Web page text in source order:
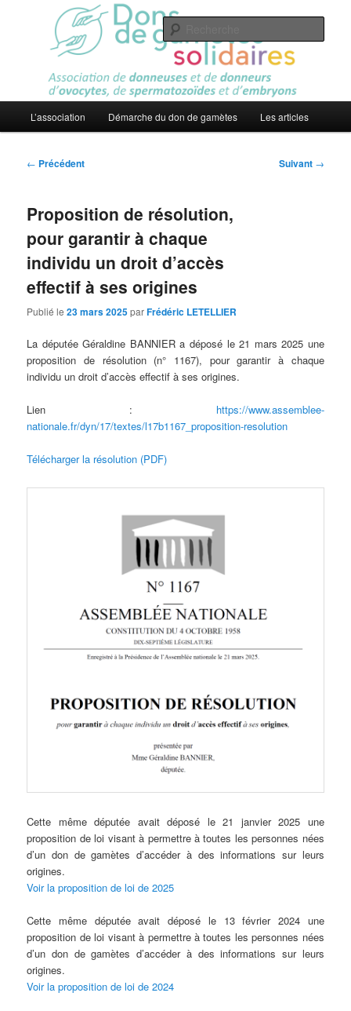
Dons de gamètes solidaires
Association
principal
L’association Démarche du don de gamètes Les articles
Navigation
← Précédent Suivant →
Proposition de résolution,
pour garantir à chaque
individu un droit d’accès
effectif à ses origines
Publié le23 mars 2025parFrédéric LETELLIER
La députée Géraldine BANNIER a déposé le 21 mars 2025 une
proposition de résolution (n° 1167), pour garantir à chaque
individu un droit d’accès effectif à ses origines.
Lien : https://www.assemblee-
nationale.fr/dyn/17/textes/l17b1167_proposition-resolution
Télécharger la résolution (PDF)
Cette même députée avait déposé le 21 janvier 2025 une
proposition de loi visant à permettre à toutes les personnes nées
d’un don de gamètes d’accéder à des informations sur leurs
origines.
Voir la proposition de loi de 2025
Cette même députée avait déposé le 13 février 2024 une
proposition de loi visant à permettre à toutes les personnes nées
d’un don de gamètes d’accéder à des informations sur leurs
origines.
Voir la proposition de loi de 2024